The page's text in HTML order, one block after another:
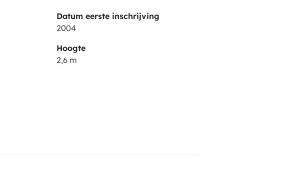
Datum eerste inschrijving
2004
Hoogte
2,6 m